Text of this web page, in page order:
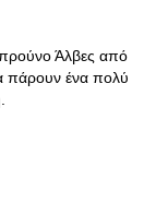
Άλβες από
πάρουν ένα πολύ